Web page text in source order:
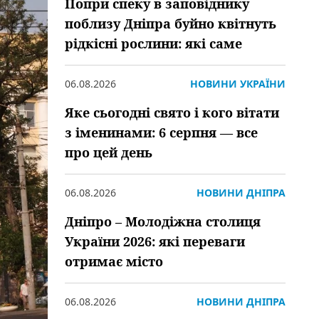
Попри спеку в заповіднику
поблизу Дніпра буйно квітнуть
рідкісні рослини: які саме
06.08.2026 НОВИНИ УКРАЇНИ
Яке сьогодні свято і кого вітати
з іменинами: 6 серпня — все
про цей день
06.08.2026 НОВИНИ ДНІПРА
Дніпро – Молодіжна столиця
України 2026: які переваги
отримає місто
06.08.2026 НОВИНИ ДНІПРА